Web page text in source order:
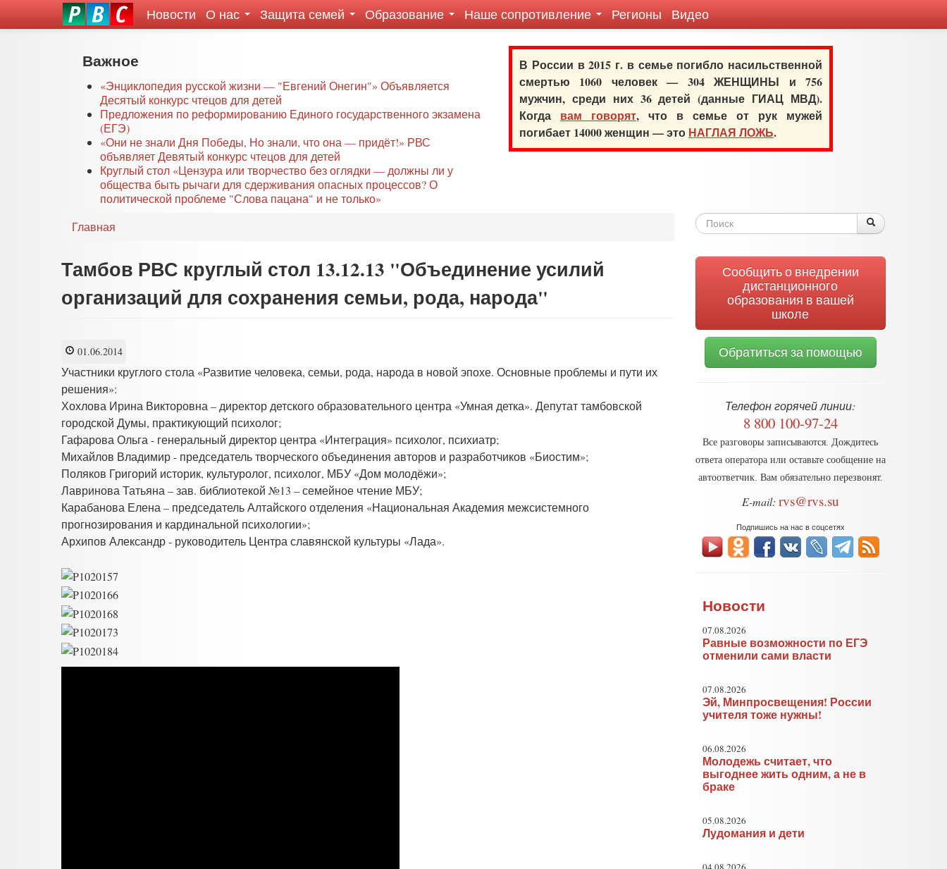
Новости О нас Защита семей Образование Наше сопротивление Регионы Видео
Важное
«Энциклопедия русской жизни — "Евгений Онегин"» Объявляется
Десятый конкурс чтецов для детей
Предложения по реформированию Единого государственного экзамена
(ЕГЭ)
«Они не знали Дня Победы, Но знали, что она — придёт!» РВС
объявляет Девятый конкурс чтецов для детей
Круглый стол «Цензура или творчество без оглядки — должны ли у
общества быть рычаги для сдерживания опасных процессов? О
политической проблеме "Слова пацана" и не только»
В России в 2015 г. в семье погибло насильственной
смертью 1060 человек — 304 ЖЕНЩИНЫ и 756
мужчин, среди них 36 детей (данные ГИАЦ МВД).
Когда вам говорят, что в семье от рук мужей
погибает 14000 женщин — это НАГЛАЯ ЛОЖЬ.
Главная
Тамбов РВС круглый стол 13.12.13 "Объединение усилий
организаций для сохранения семьи, рода, народа"
01.06.2014
Участники круглого стола «Развитие человека, семьи, рода, народа в новой эпохе. Основные проблемы и пути их
решения»:
Хохлова Ирина Викторовна – директор детского образовательного центра «Умная детка». Депутат тамбовской
городской Думы, практикующий психолог;
Гафарова Ольга - генеральный директор центра «Интеграция» психолог, психиатр;
Михайлов Владимир - председатель творческого объединения авторов и разработчиков «Биостим»;
Поляков Григорий историк, культуролог, психолог, МБУ «Дом молодёжи»;
Лавринова Татьяна – зав. библиотекой №13 – семейное чтение МБУ;
Карабанова Елена – председатель Алтайского отделения «Национальная Академия межсистемного
прогнозирования и кардинальной психологии»;
Архипов Александр - руководитель Центра славянской культуры «Лада».
Форма
Поиск
Сообщить о внедрении
дистанционного
образования в вашей
школе
Обратиться за помощью
Телефон горячей линии:
8 800 100-97-24
Все разговоры записываются. Дождитесь
ответа оператора или оставьте сообщение на
автоответчик. Вам обязательно перезвонят.
E-mail: rvs@rvs.su
Подпишись на нас в соцсетях
Новости
07.08.2026
Равные возможности по ЕГЭ
отменили сами власти
07.08.2026
Эй, Минпросвещения! России
учителя тоже нужны!
06.08.2026
Молодежь считает, что
выгоднее жить одним, а не в
браке
05.08.2026
Лудомания и дети